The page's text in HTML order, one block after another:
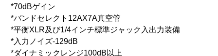
*70dBゲイン
*バンドセレクト12AX7A真空管
*平衡XLR及び1/4インチ標準ジャック入出力装備
*入力ノイズ-129dB
*ダイナミックレンジ100dB以上